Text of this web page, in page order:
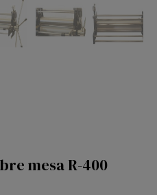
mesa R-400